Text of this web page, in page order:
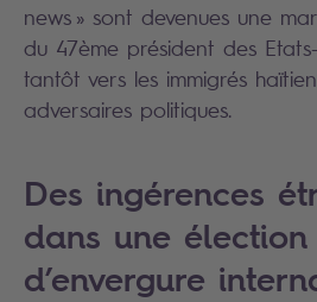
news » sont devenues une
du 47ème président des
tantôt vers les immigrés
adversaires politiques.
Des ingérences
dans une élection
d’envergure